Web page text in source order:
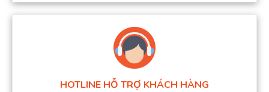
HOTLINE HỖ TRỢ KHÁCH HÀNG